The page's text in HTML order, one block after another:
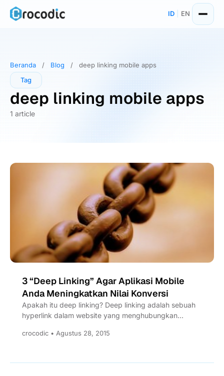
Skip
ID EN
Beranda / Blog /
deep linking mobile apps
Tag
deep linking mobile apps
1 article
3 “Deep Linking” Agar Aplikasi Mobile
Anda Meningkatkan Nilai Konversi
Apakah itu deep linking? Deep linking adalah sebuah
hyperlink dalam website yang menghubungkan
crocodic • Agustus 28, 2015